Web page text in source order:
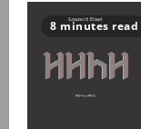
8 minutes read